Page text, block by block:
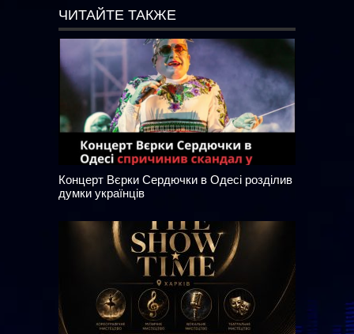
ЧИТАЙТЕ ТАКЖЕ
Концерт Вєрки Сердючки в Одесі розділив
думки українців